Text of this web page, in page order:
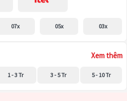
07x 05x 03x
Xem thêm
1 - 3 Tr 3 - 5 Tr 5 - 10 Tr